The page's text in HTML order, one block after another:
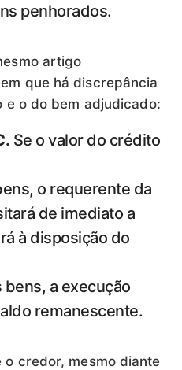
penhorados.
artigo
que há discrepância
o do bem adjudicado:
Se o valor do crédito
o requerente da
de imediato a
à disposição do
bens, a execução
remanescente.
credor, mesmo diante